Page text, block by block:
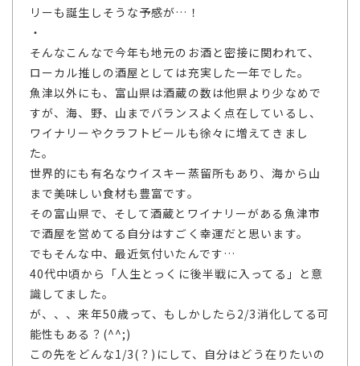
リーも誕生しそうな予感が…！
・
そんなこんなで今年も地元のお酒と密接に関われて、
ローカル推しの酒屋としては充実した一年でした。
魚津以外にも、富山県は酒蔵の数は他県より少なめで
すが、海、野、山までバランスよく点在しているし、
ワイナリーやクラフトビールも徐々に増えてきまし
た。
世界的にも有名なウイスキー蒸留所もあり、海から山
まで美味しい食材も豊富です。
その富山県で、そして酒蔵とワイナリーがある魚津市
で酒屋を営めてる自分はすごく幸運だと思います。
でもそんな中、最近気付いたんです…
40代中頃から「人生とっくに後半戦に入ってる」と意
識してました。
が、、、来年50歳って、もしかしたら2/3消化してる可
能性もある？(^^;)
この先をどんな1/3(？)にして、自分はどう在りたいの